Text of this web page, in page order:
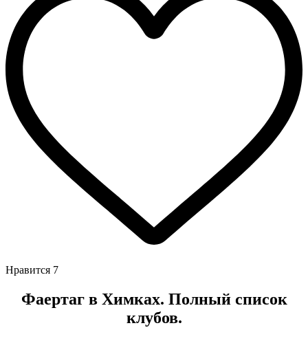
Нравится 7
Фаертаг в Химках. Полный список
клубов.